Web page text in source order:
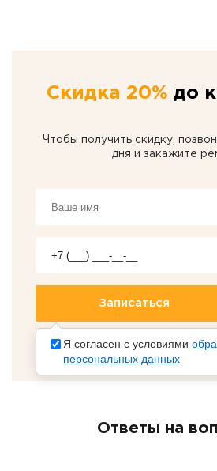
Скидка 20% до
Чтобы получить скидку,
дня и закажите
Ответы на
Я согласен с условиями
персональных данных